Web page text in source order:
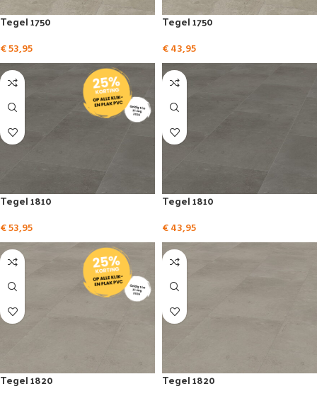
Tegel 1750
€53,95
Tegel 1750
€43,95
Tegel 1810
€53,95
Tegel 1810
€43,95
Tegel 1820 Tegel 1820